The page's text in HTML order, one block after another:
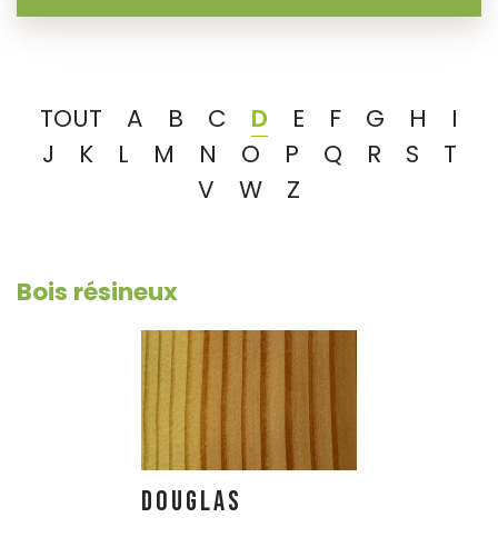
TOUT A B C D E F G H
I
J
K L M N O P Q R S
T
V
W Z
Bois résineux
DOUGLAS